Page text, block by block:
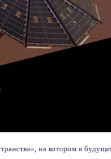
на котором в